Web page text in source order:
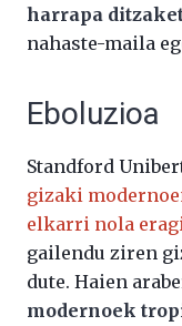
harrapa
nahaste-maila
Eboluzioa
Standford
gizaki
elkarri nola
gailendu ziren
dute. Haien
modernoek